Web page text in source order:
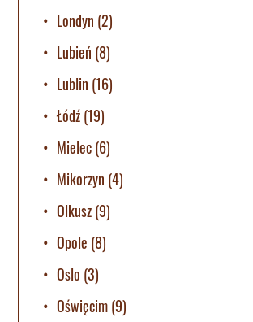
Londyn (2)
Lubień (8)
Lublin (16)
Łódź(19)
Mielec(6)
Mikorzyn (4)
Olkusz(9)
Opole (8)
Oslo (3)
Oświęcim(9)